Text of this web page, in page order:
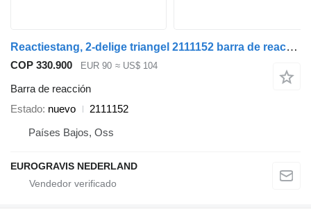
Reactiestang, 2-delige triangel 2111152 barra de reacción para DAF F95,95XF,XF95/105 cabeza tractora
COP 330.900 EUR 90 ≈ US$ 104
Barra de reacción
Estado nuevo
2111152
Países Bajos, Oss
EUROGRAVIS NEDERLAND